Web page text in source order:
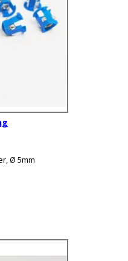
Ø 5mm